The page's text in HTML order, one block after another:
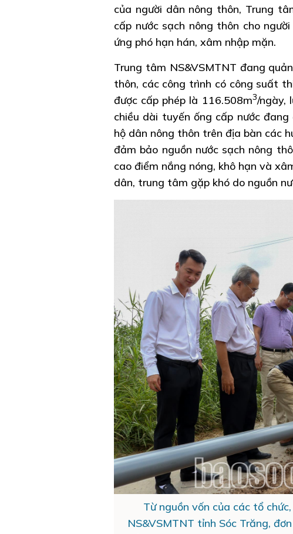
của người dân nông thôn, Trung
cấp nước sạch nông thôn cho
ứng phó hạn hán, xâm nhập mặn.
Trung tâm NS&VSMTNT đang
thôn, các công trình có công suất
được cấp phép là 116.508m3/ngày,
chiều dài tuyến ống cấp nước
hộ dân nông thôn trên địa bàn các
đảm bảo nguồn nước sạch nông
cao điểm nắng nóng, khô hạn và
dân, trung tâm gặp khó do nguồn
Từ nguồn vốn của các tổ
NS&VSMTNT tỉnh Sóc Trăng,